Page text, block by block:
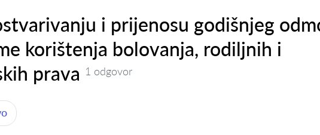
i prijenosu godišnjeg
korištenja bolovanja, rodiljnih i
prava 1 odgovor